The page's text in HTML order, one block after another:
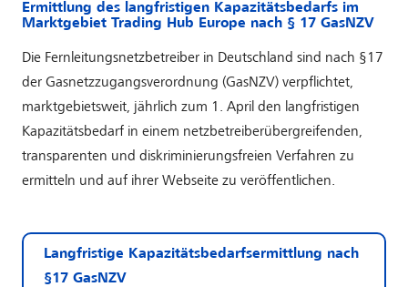
Ermittlung des langfristigen Kapazitätsbedarfs im
Marktgebiet Trading Hub Europe nach § 17 GasNZV
Die Fernleitungsnetzbetreiber in Deutschland sind nach §17
der Gasnetzzugangsverordnung (GasNZV) verpflichtet,
marktgebietsweit, jährlich zum 1. April den langfristigen
Kapazitätsbedarf in einem netzbetreiberübergreifenden,
transparenten und diskriminierungsfreien Verfahren zu
ermitteln und auf ihrer Webseite zu veröffentlichen.
Langfristige Kapazitätsbedarfsermittlung nach
§17 GasNZV